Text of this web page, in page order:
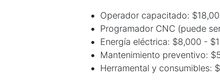
Operador capacitado:
Programador CNC (puede
Energía eléctrica: $8,000 -
Mantenimiento preventivo:
Herramental y consumibles: